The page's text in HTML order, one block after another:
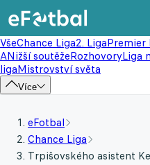
VšeChance Liga2. LigaPremier
ANižší soutěžeRozhovoryLiga
ligaMistrovství světa
Více
eFotbal
Chance Liga
Trpišovského asistent